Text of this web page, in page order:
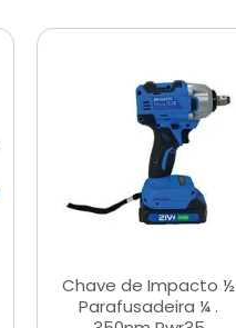
Chave de Impacto ½
Parafusadeira ¼ .